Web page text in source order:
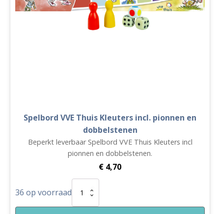
Spelbord VVE Thuis Kleuters incl. pionnen en
dobbelstenen
Beperkt leverbaar Spelbord VVE Thuis Kleuters incl
pionnen en dobbelstenen.
€ 4,70
36 op voorraad
Thuis